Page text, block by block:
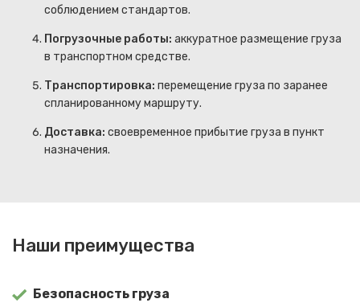
соблюдением стандартов.
Погрузочные работы: аккуратное размещение груза
в транспортном средстве.
Транспортировка: перемещение груза по заранее
спланированному маршруту.
Доставка: своевременное прибытие груза в пункт
назначения.
Наши преимущества
Безопасность груза